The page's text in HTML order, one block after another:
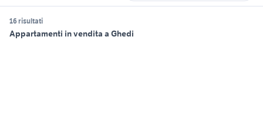
16 risultati
Appartamenti in vendita a Ghedi